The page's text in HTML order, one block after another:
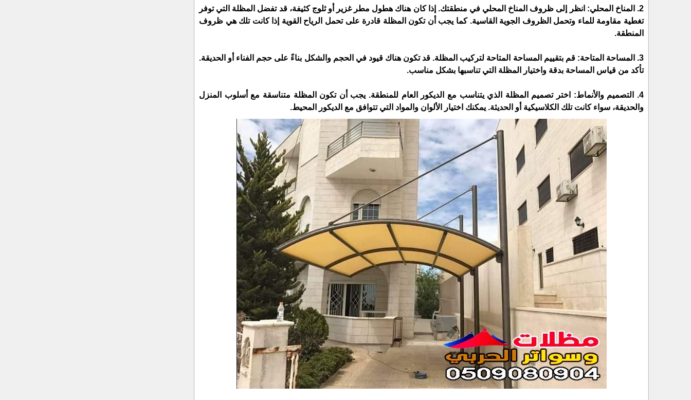
2. المناخ المحلي: انظر إلى ظروف المناخ المحلي في منطقتك. إذا كان هناك هطول مطر غزير أو ثلوج كثيفة، قد تفضل المظلة التي توفر
تغطية مقاومة للماء وتحمل الظروف الجوية القاسية. كما يجب أن تكون المظلة قادرة على تحمل الرياح القوية إذا كانت تلك هي ظروف
المنطقة.
3. المساحة المتاحة: قم بتقييم المساحة المتاحة لتركيب المظلة. قد تكون هناك قيود في الحجم والشكل بناءً على حجم الفناء أو الحديقة.
تأكد من قياس المساحة بدقة واختيار المظلة التي تناسبها بشكل مناسب.
4. التصميم والأنماط: اختر تصميم المظلة الذي يتناسب مع الديكور العام للمنطقة. يجب أن تكون المظلة متناسقة مع أسلوب المنزل
والحديقة، سواء كانت تلك الكلاسيكية أو الحديثة. يمكنك اختيار الألوان والمواد التي تتوافق مع الديكور المحيط.